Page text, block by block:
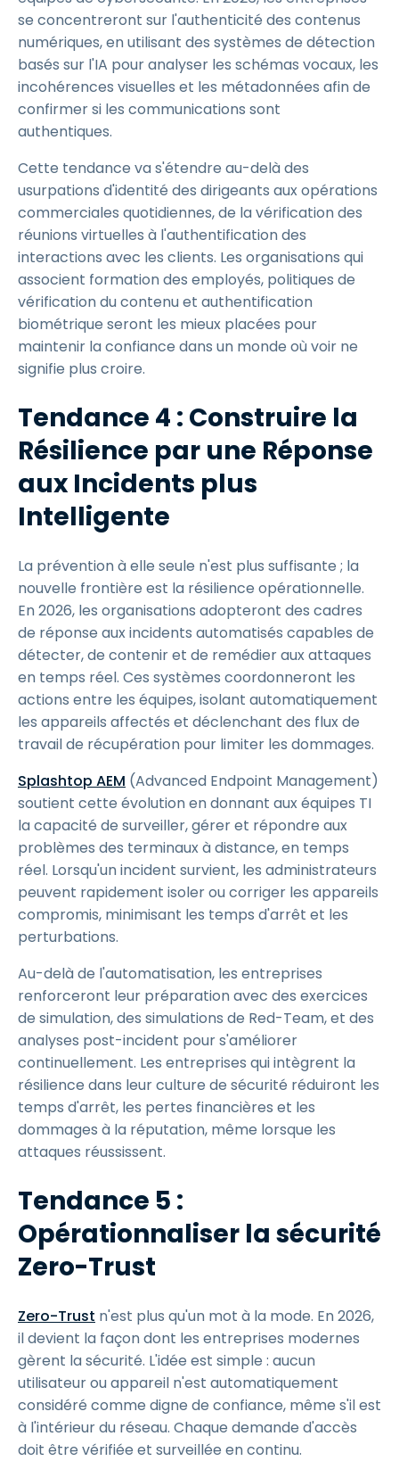
se concentreront sur l'authenticité des contenus
numériques, en utilisant des systèmes de détection
basés sur l'IA pour analyser les schémas vocaux, les
incohérences visuelles et les métadonnées afin de
confirmer si les communications sont
authentiques.
Cette tendance va s'étendre au-delà des
usurpations d'identité des dirigeants aux opérations
commerciales quotidiennes, de la vérification des
réunions virtuelles à l'authentification des
interactions avec les clients. Les organisations qui
associent formation des employés, politiques de
vérification du contenu et authentification
biométrique seront les mieux placées pour
maintenir la confiance dans un monde où voir ne
signifie plus croire.
Tendance 4 : Construire la
Résilience par une Réponse
aux Incidents plus
Intelligente
La prévention à elle seule n'est plus suffisante ; la
nouvelle frontière est la résilience opérationnelle.
En 2026, les organisations adopteront des cadres
de réponse aux incidents automatisés capables de
détecter, de contenir et de remédier aux attaques
en temps réel. Ces systèmes coordonneront les
actions entre les équipes, isolant automatiquement
les appareils affectés et déclenchant des flux de
travail de récupération pour limiter les dommages.
Splashtop AEM (Advanced Endpoint Management)
soutient cette évolution en donnant aux équipes TI
la capacité de surveiller, gérer et répondre aux
problèmes des terminaux à distance, en temps
réel. Lorsqu'un incident survient, les administrateurs
peuvent rapidement isoler ou corriger les appareils
compromis, minimisant les temps d'arrêt et les
perturbations.
Au-delà de l'automatisation, les entreprises
renforceront leur préparation avec des exercices
de simulation, des simulations de Red-Team, et des
analyses post-incident pour s'améliorer
continuellement. Les entreprises qui intègrent la
résilience dans leur culture de sécurité réduiront les
temps d'arrêt, les pertes financières et les
dommages à la réputation, même lorsque les
attaques réussissent.
Tendance 5 :
Opérationnaliser la sécurité
Zero-Trust
Zero-Trust n'est plus qu'un mot à la mode. En 2026,
il devient la façon dont les entreprises modernes
gèrent la sécurité. L'idée est simple : aucun
utilisateur ou appareil n'est automatiquement
considéré comme digne de confiance, même s'il est
à l'intérieur du réseau. Chaque demande d'accès
doit être vérifiée et surveillée en continu.